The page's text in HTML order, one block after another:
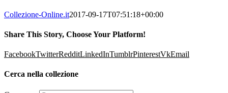
Collezione-Online.it2017-09-17T07:51:18+00:00
Share This Story, Choose Your Platform!
FacebookTwitterRedditLinkedInTumblrPinterestVkEmail
Cerca nella collezione